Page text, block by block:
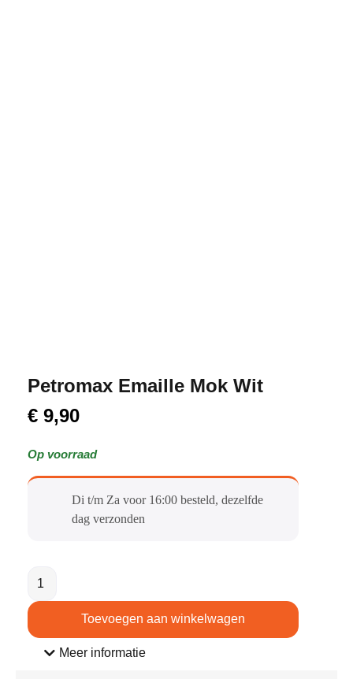
Petromax Emaille Mok Wit
€ 9,90
Op voorraad
Di t/m Za voor 16:00 besteld, dezelfde
dag verzonden​
Toevoegen aan winkelwagen
Meer informatie